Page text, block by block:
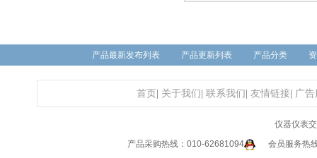
产品最新发布列表 产品更新列表 产品分类
首页 关于我们 联系我们 友情链接| 广告
仪器仪表
产品采购热线：010-62681094
会员服务热